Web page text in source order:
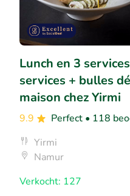
Lunch en 3
services + bulles
maison chez Yirmi
9.9 Perfect • 118
Yirmi
Namur
Verkocht: 127